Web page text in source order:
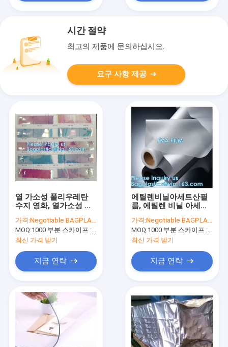
시간 절약
최고의 제품에 문의하십시오.
요구 사항 제공
열 가소성 폴리우레탄
수지 영화, 열가소성 폴
성 폴리우레탄 수지 영
화, 홀로그래프 네오프
렌 영화, 코팅된 방수 원
가격:Negotiable BAGPLASTICS@YAHOO.COM
MOQ:1000 부분 스카이프 : 마이데아르닐
최신 가격 받기
지금 연락
에틸렌비닐아세트산필
름, 에틸렌 비닐 아세테
나는 엠보싱된, 싸늘한
얼어붙은 영화, 화장용
가방, 펜슬 케이스
가격:Negotiable BAGPLASTICS@YAHOO.COM
MOQ:1000 부분 스카이프 : 마이데아르닐
최신 가격 받기
지금 연락